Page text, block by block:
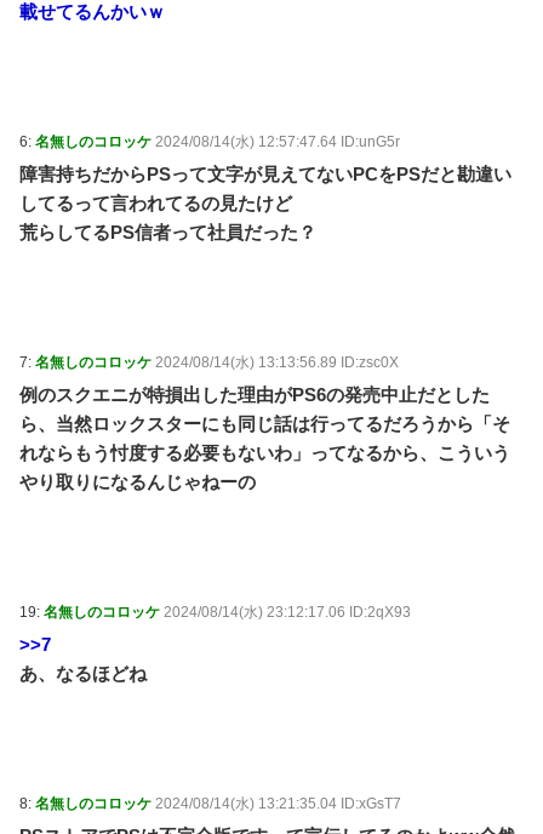
載せてるんかいｗ
6: 名無しのコロッケ 2024/08/14(水) 12:57:47.64 ID:unG5r
障害持ちだからPSって文字が見えてないPCをPSだと勘違い
してるって言われてるの見たけど
荒らしてるPS信者って社員だった？
7: 名無しのコロッケ 2024/08/14(水) 13:13:56.89 ID:zsc0X
例のスクエニが特損出した理由がPS6の発売中止だとした
ら、当然ロックスターにも同じ話は行ってるだろうから「そ
れならもう忖度する必要もないわ」ってなるから、こういう
やり取りになるんじゃねーの
19: 名無しのコロッケ 2024/08/14(水) 23:12:17.06 ID:2qX93
>>7
あ、なるほどね
8: 名無しのコロッケ 2024/08/14(水) 13:21:35.04 ID:xGsT7